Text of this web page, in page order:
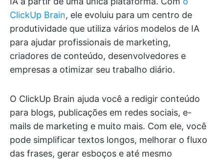
ClickUp Brain, ele evoluiu para um centro de
produtividade que utiliza vários modelos de IA
para ajudar profissionais de marketing,
criadores de conteúdo, desenvolvedores e
empresas a otimizar seu trabalho diário.
O ClickUp Brain ajuda você a redigir conteúdo
para blogs, publicações em redes sociais, e-
mails de marketing e muito mais. Com ele, você
pode simplificar textos longos, melhorar o fluxo
das frases, gerar esboços e até mesmo